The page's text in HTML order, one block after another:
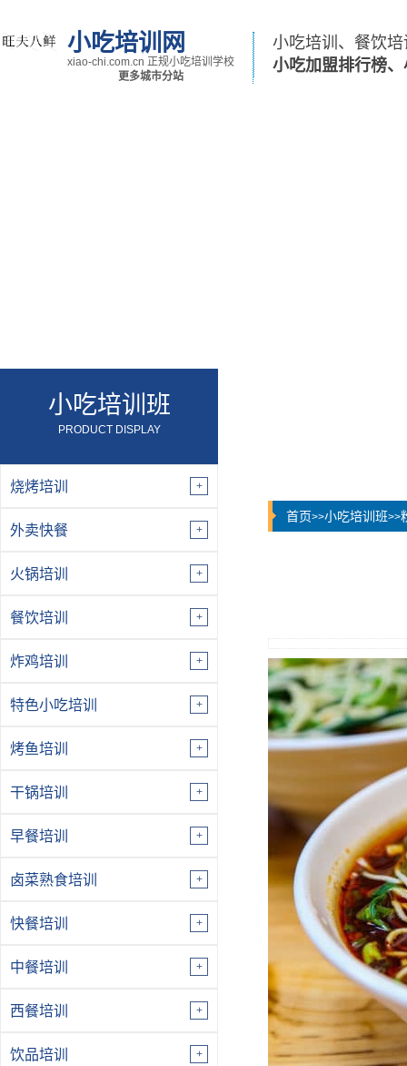
小吃培训网
xiao-chi.com.cn 正规小吃培训学校
更多城市分站
小吃培训、餐饮培
小吃加盟排行榜
小吃培训班
PRODUCT DISPLAY
烧烤培训
外卖快餐
火锅培训
餐饮培训
炸鸡培训
特色小吃培训
烤鱼培训
干锅培训
早餐培训
卤菜熟食培训
快餐培训
中餐培训
西餐培训
饮品培训
首页>>小吃培训班>>